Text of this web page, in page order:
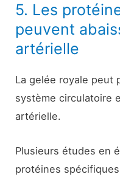
5. Les
peuvent
artérielle
La gelée royale
système circulatoire
artérielle.
Plusieurs études en
protéines